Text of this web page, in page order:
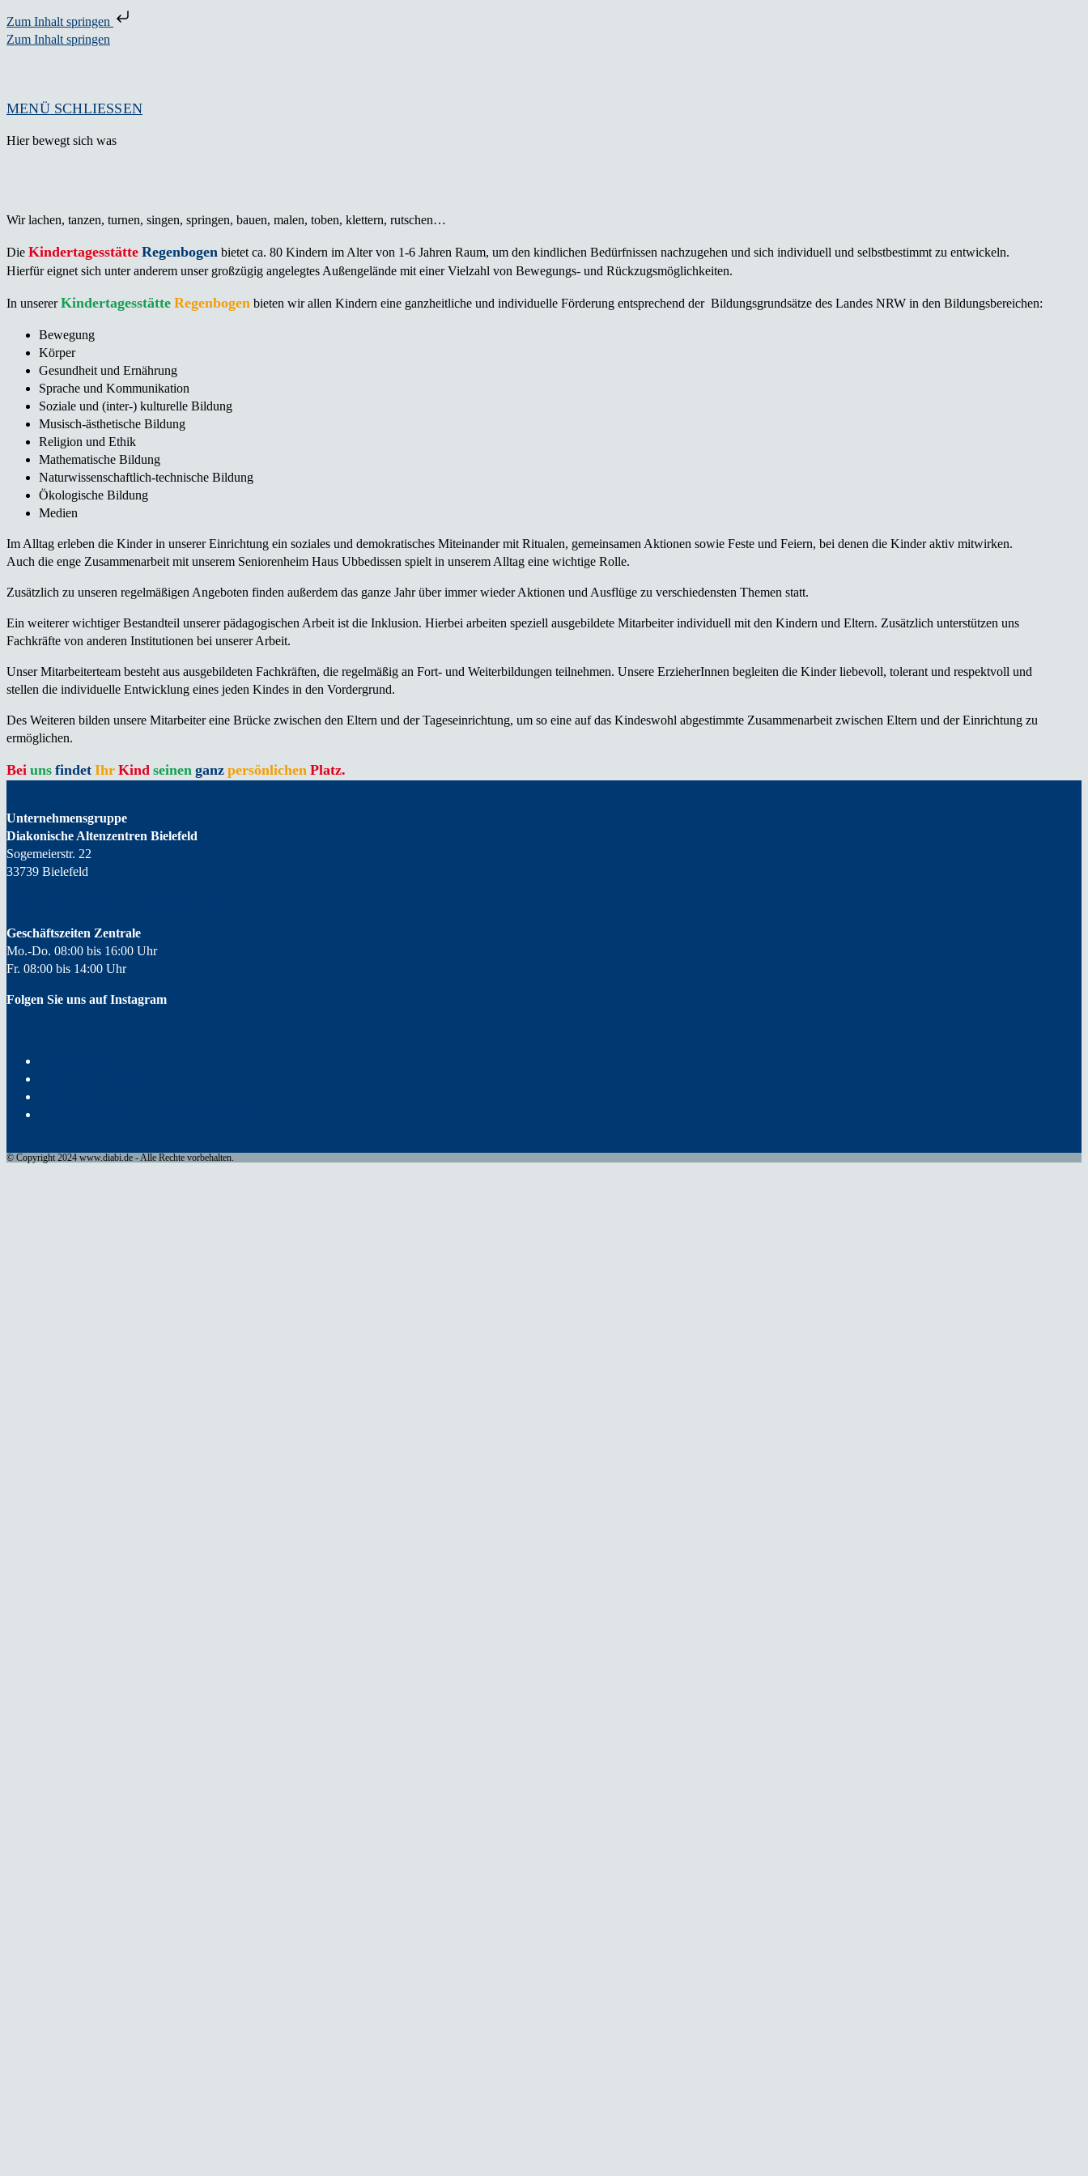
Zum Inhalt springen
Zum Inhalt springen
MENÜ SCHLIESSEN
Hier bewegt sich was
Wir lachen, tanzen, turnen, singen, springen, bauen, malen, toben, klettern, rutschen…
Die Kindertagesstätte Regenbogen bietet ca. 80 Kindern im Alter von 1-6 Jahren Raum, um den kindlichen Bedürfnissen nachzugehen und sich individuell und selbstbestimmt zu entwickeln.
Hierfür eignet sich unter anderem unser großzügig angelegtes Außengelände mit einer Vielzahl von Bewegungs- und Rückzugsmöglichkeiten.
In unsererKindertagesstätte Regenbogen bieten wir allen Kindern eine ganzheitliche und individuelle Förderung entsprechend der Bildungsgrundsätze des Landes NRW in den Bildungsbereichen:
Bewegung
Körper
Gesundheit und Ernährung
Sprache und Kommunikation
Soziale und (inter-) kulturelle Bildung
Musisch-ästhetische Bildung
Religion und Ethik
Mathematische Bildung
Naturwissenschaftlich-technische Bildung
Ökologische Bildung
Medien
Im Alltag erleben die Kinder in unserer Einrichtung ein soziales und demokratisches Miteinander mit Ritualen, gemeinsamen Aktionen sowie Feste und Feiern, bei denen die Kinder aktiv mitwirken.
Auch die enge Zusammenarbeit mit unserem Seniorenheim Haus Ubbedissen spielt in unserem Alltag eine wichtige Rolle.
Zusätzlich zu unseren regelmäßigen Angeboten finden außerdem das ganze Jahr über immer wieder Aktionen und Ausflüge zu verschiedensten Themen statt.
Ein weiterer wichtiger Bestandteil unserer pädagogischen Arbeit ist die Inklusion. Hierbei arbeiten speziell ausgebildete Mitarbeiter individuell mit den Kindern und Eltern. Zusätzlich unterstützen uns
Fachkräfte von anderen Institutionen bei unserer Arbeit.
Unser Mitarbeiterteam besteht aus ausgebildeten Fachkräften, die regelmäßig an Fort- und Weiterbildungen teilnehmen. Unsere ErzieherInnen begleiten die Kinder liebevoll, tolerant und respektvoll und
stellen die individuelle Entwicklung eines jeden Kindes in den Vordergrund.
Des Weiteren bilden unsere Mitarbeiter eine Brücke zwischen den Eltern und der Tageseinrichtung, um so eine auf das Kindeswohl abgestimmte Zusammenarbeit zwischen Eltern und der Einrichtung zu
ermöglichen.
Bei uns findet Ihr Kind seinen ganz persönlichen Platz.
Unternehmensgruppe
Diakonische Altenzentren Bielefeld
Sogemeierstr. 22
33739 Bielefeld
Geschäftszeiten Zentrale
Mo.-Do. 08:00 bis 16:00 Uhr
Fr. 08:00 bis 14:00 Uhr
Folgen Sie uns auf Instagram
© Copyright 2024 www.diabi.de - Alle Rechte vorbehalten.